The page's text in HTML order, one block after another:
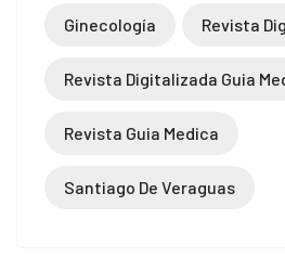
Ginecología Revista
Revista Digitalizada Guia
Revista Guia Medica
Santiago De Veraguas